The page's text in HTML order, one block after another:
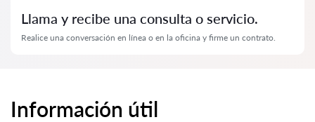
Llama y recibe una consulta o servicio.
Realice una conversación en línea o en la oficina y firme un contrato.
Información útil